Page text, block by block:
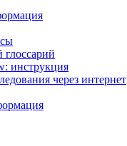
инструкция
через интернет